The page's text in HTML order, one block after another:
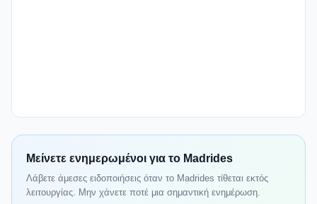
Μείνετε ενημερωμένοι για το Madrides
Λάβετε άμεσες ειδοποιήσεις όταν το Madrides τίθεται εκτός
λειτουργίας. Μην χάνετε ποτέ μια σημαντική ενημέρωση.